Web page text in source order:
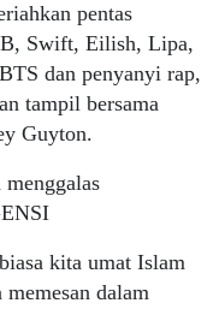
pentas
Swift, Eilish, Lipa,
dan penyanyi rap,
tampil bersama
Guyton.
kita umat Islam
dalam